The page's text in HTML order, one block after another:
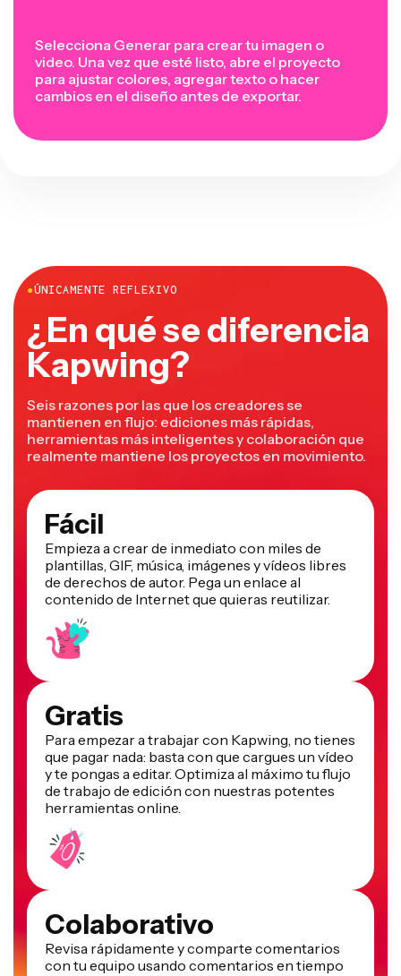
Selecciona Generar para crear tu imagen o
video. Una vez que esté listo, abre el proyecto
para ajustar colores, agregar texto o hacer
cambios en el diseño antes de exportar.
●ÚNICAMENTE REFLEXIVO
¿En qué se diferencia
Kapwing?
Seis razones por las que los creadores se
mantienen en flujo: ediciones más rápidas,
herramientas más inteligentes y colaboración que
realmente mantiene los proyectos en movimiento.
Fácil
Empieza a crear de inmediato con miles de
plantillas, GIF, música, imágenes y vídeos libres
de derechos de autor. Pega un enlace al
contenido de Internet que quieras reutilizar.
Gratis
Para empezar a trabajar con Kapwing, no tienes
que pagar nada: basta con que cargues un vídeo
y te pongas a editar. Optimiza al máximo tu flujo
de trabajo de edición con nuestras potentes
herramientas online.
Colaborativo
Revisa rápidamente y comparte comentarios
con tu equipo usando comentarios en tiempo